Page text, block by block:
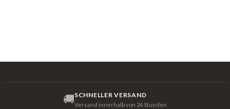
🚚SCHNELLER VERSAND
Versand innerhalb von 24 Stunden